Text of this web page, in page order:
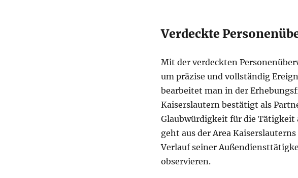
Verdeckte
Mit der verdeckten
um präzise und vollständig
bearbeitet man in der
Kaiserslautern bestätigt als
Glaubwürdigkeit für die Tätigkeit
geht aus der Area
Verlauf seiner
observieren.